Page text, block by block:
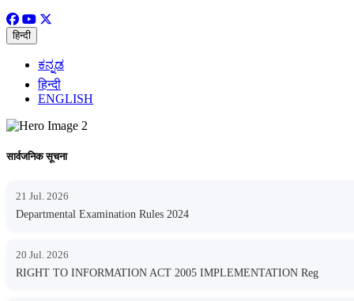
हिन्दी
ಕನ್ನಡ
हिन्दी
ENGLISH
सार्वजनिक सूचना
21 Jul. 2026
Departmental Examination Rules 2024
20 Jul. 2026
RIGHT TO INFORMATION ACT 2005 IMPLEMENTATION Reg